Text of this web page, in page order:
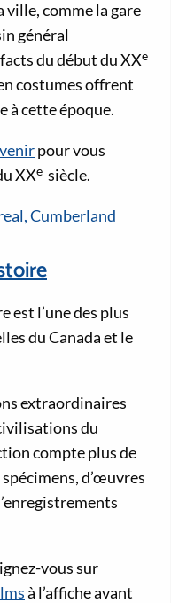
ville, comme la gare
général
du début du XXe
costumes offrent
à cette époque.
pour vous
XXe siècle.
Cumberland
est l’une des plus
du Canada et le
extraordinaires
du
compte plus de
d’œuvres
vous sur
à l’affiche avant